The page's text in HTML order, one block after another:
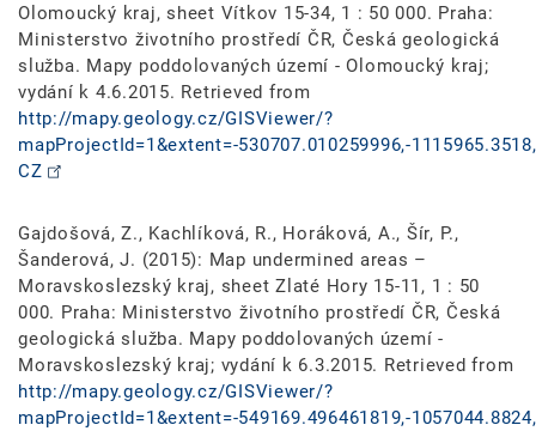
Olomoucký kraj, sheet Vítkov 15-34, 1 : 50 000. Praha:
Ministerstvo životního prostředí ČR, Česká geologická
služba. Mapy poddolovaných území - Olomoucký kraj;
vydání k 4.6.2015. Retrieved from
http://mapy.geology.cz/GISViewer/?
mapProjectId=1&extent=-530707.010259996,-
CZ
Gajdošová, Z., Kachlíková, R., Horáková, A., Šír, P.,
Šanderová, J. (2015): Map undermined areas –
Moravskoslezský kraj, sheet Zlaté Hory 15-11, 1 : 50
000. Praha: Ministerstvo životního prostředí ČR, Česká
geologická služba. Mapy poddolovaných území -
Moravskoslezský kraj; vydání k 6.3.2015. Retrieved from
http://mapy.geology.cz/GISViewer/?
mapProjectId=1&extent=-549169.496461819,-